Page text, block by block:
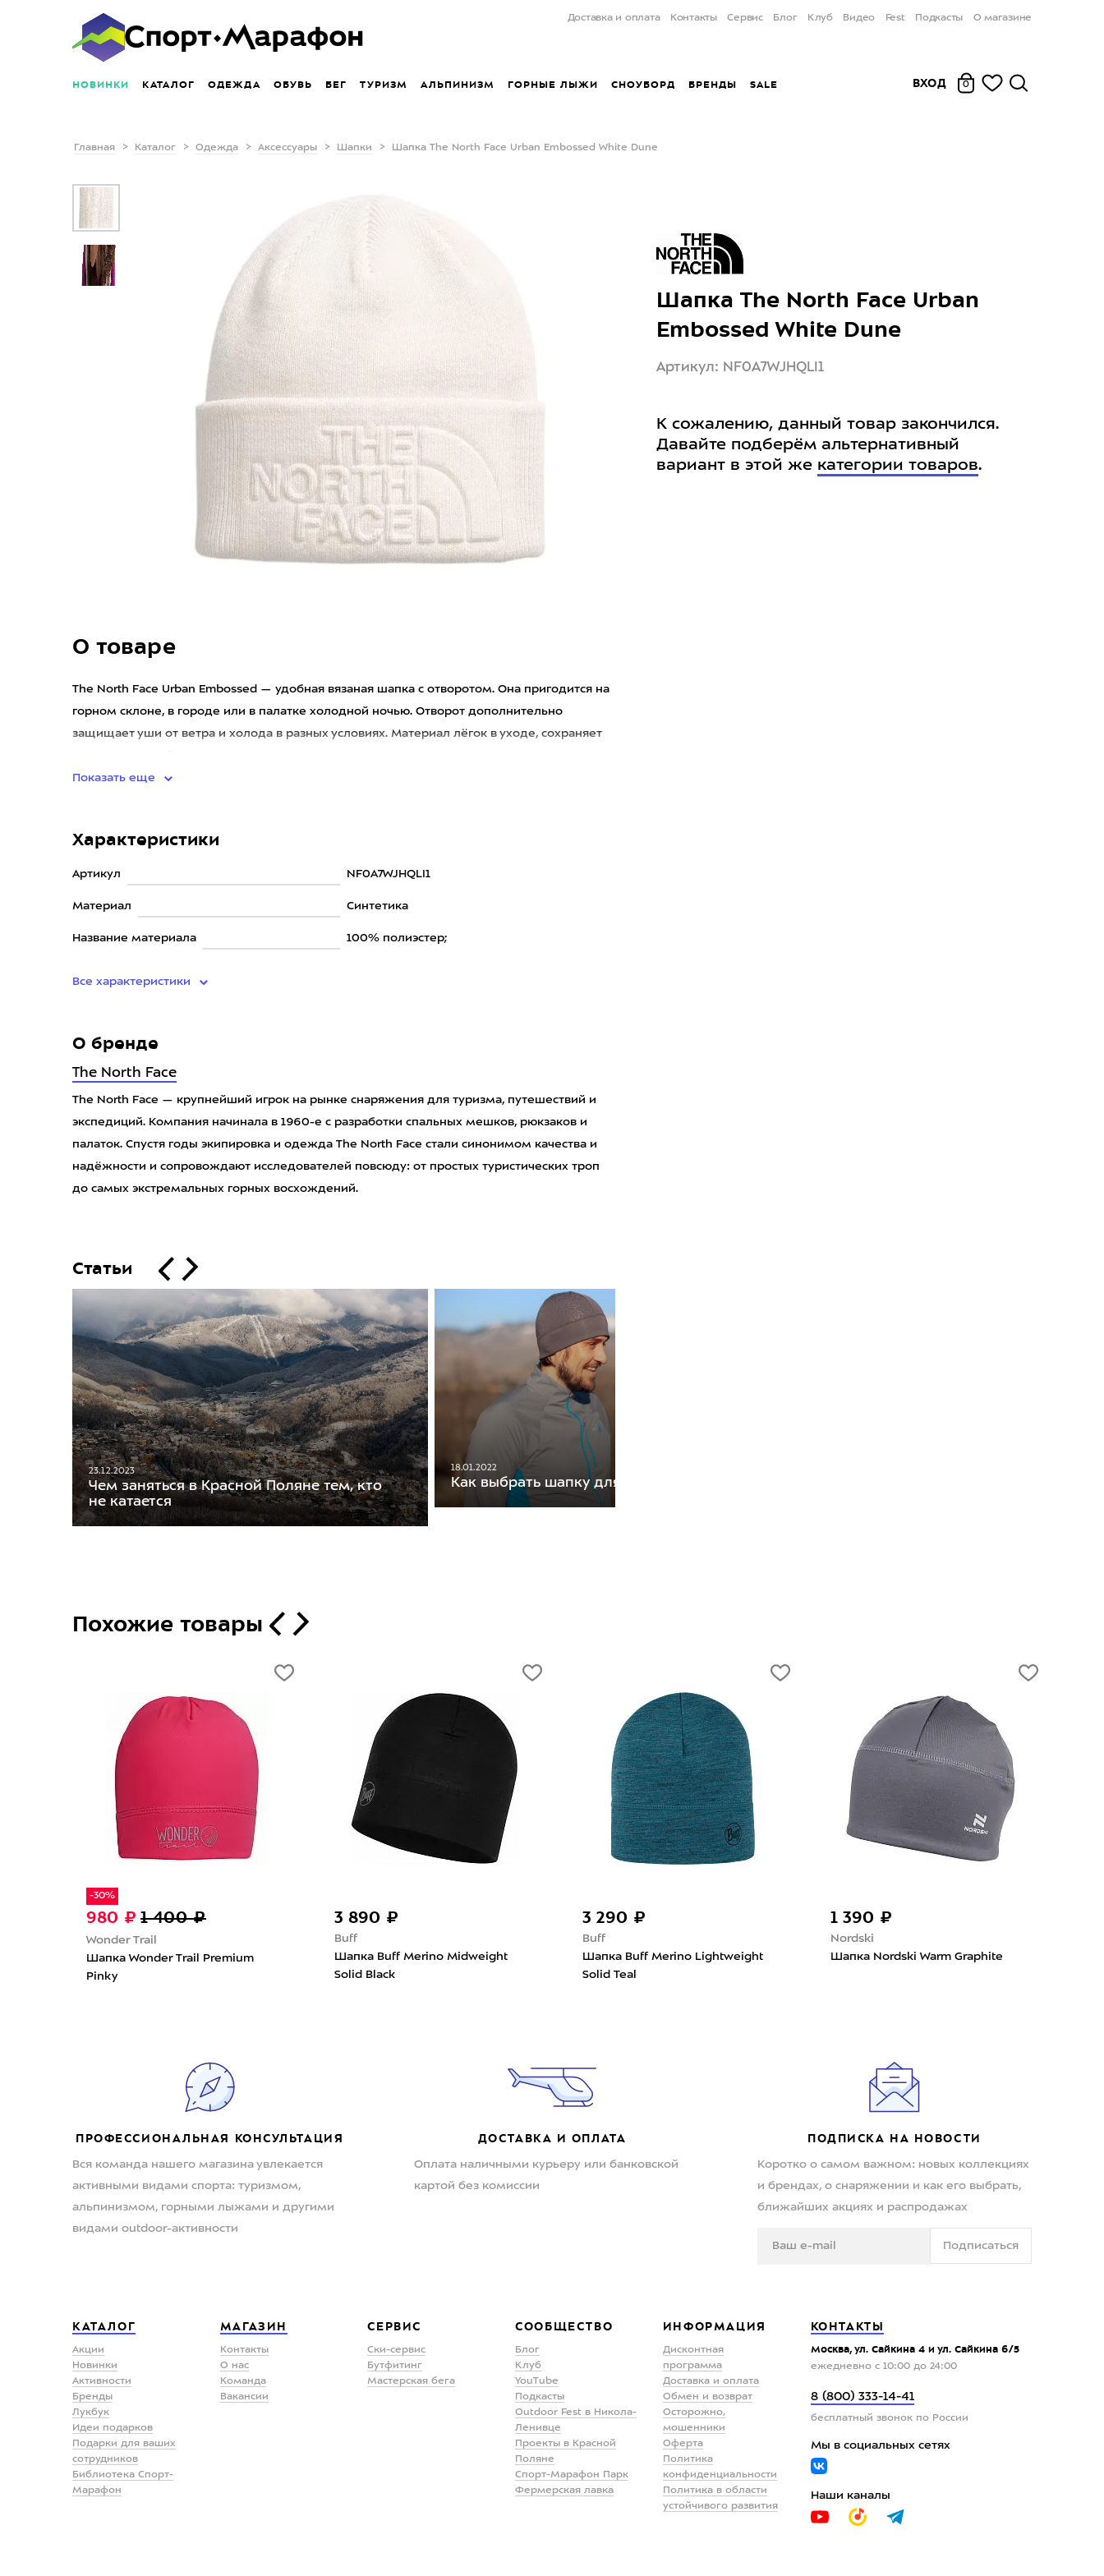
Доставка и оплата Контакты Сервис Блог Клуб Видео Fest Подкасты О магазине
НОВИНКИ КАТАЛОГ ОДЕЖДА ОБУВЬ БЕГ ТУРИЗМ АЛЬПИНИЗМ ГОРНЫЕ ЛЫЖИ СНОУБОРД БРЕНДЫ SALE ВХОД 0
Главная Каталог Одежда Аксессуары Шапки Шапка The North Face Urban Embossed White Dune
О товаре
The North Face Urban Embossed — удобная вязаная шапка с отворотом. Она пригодится на
горном склоне, в городе или в палатке холодной ночью. Отворот дополнительно
защищает уши от ветра и холода в разных условиях. Материал лёгок в уходе, сохраняет
Показать еще
Характеристики
Артикул NF0A7WJHQLI1
Материал Синтетика
Название материала 100% полиэстер;
Все характеристики
О бренде
The North Face
The North Face — крупнейший игрок на рынке снаряжения для туризма, путешествий и
экспедиций. Компания начинала в 1960-е с разработки спальных мешков, рюкзаков и
палаток. Спустя годы экипировка и одежда The North Face стали синонимом качества и
надёжности и сопровождают исследователей повсюду: от простых туристических троп
до самых экстремальных горных восхождений.
Статьи
23.12.2023
Чем заняться в Красной Поляне тем, кто
не катается
18.01.2022
Как выбрать шапку для бега
Шапка The North Face Urban
Embossed White Dune
Артикул: NF0A7WJHQLI1
К сожалению, данный товар закончился.
Давайте подберём альтернативный
вариант в этой же категории товаров.
Похожие товары
-30%
980 ₽ 1 400 ₽
Wonder Trail
Шапка Wonder Trail Premium
Pinky
3 890 ₽
Buff
Шапка Buff Merino Midweight
Solid Black
3 290 ₽
Buff
Шапка Buff Merino Lightweight
Solid Teal
1 390 ₽
Nordski
Шапка Nordski Warm Graphite
ПРОФЕССИОНАЛЬНАЯ КОНСУЛЬТАЦИЯ
Вся команда нашего магазина увлекается
активными видами спорта: туризмом,
альпинизмом, горными лыжами и другими
видами outdoor-активности
ДОСТАВКА И ОПЛАТА
Оплата наличными курьеру или банковской
картой без комиссии
ПОДПИСКА НА НОВОСТИ
Коротко о самом важном: новых коллекциях
и брендах, о снаряжении и как его выбрать,
ближайших акциях и распродажах
Подписаться
КАТАЛОГ
Акции
Новинки
Активности
Бренды
Лукбук
Идеи подарков
Подарки для ваших
сотрудников
Библиотека Спорт-
Марафон
МАГАЗИН
Контакты
О нас
Команда
Вакансии
СЕРВИС
Ски-сервис
Бутфитинг
Мастерская бега
СООБЩЕСТВО
Блог
Клуб
YouTube
Подкасты
Outdoor Fest в Никола-
Ленивце
Проекты в Красной
Поляне
Спорт-Марафон Парк
Фермерская лавка
ИНФОРМАЦИЯ
Дисконтная
программа
Доставка и оплата
Обмен и возврат
Осторожно,
мошенники
Оферта
Политика
конфиденциальности
Политика в области
устойчивого развития
КОНТАКТЫ
Москва, ул. Сайкина 4 и ул. Сайкина 6/5
ежедневно с 10:00 до 24:00
8 (800) 333-14-41
бесплатный звонок по России
Мы в социальных сетях
Наши каналы